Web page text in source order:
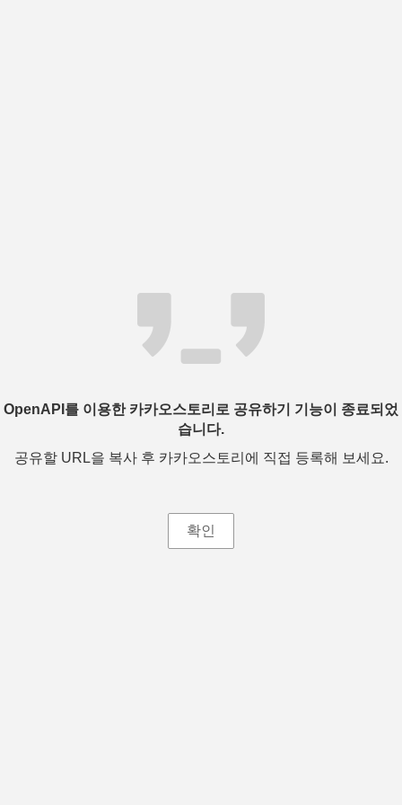
OpenAPI를 이용한 카카오스토리로 공유하기 기능이 종료되었
습니다.
공유할 URL을 복사 후 카카오스토리에 직접 등록해 보세요.
확인